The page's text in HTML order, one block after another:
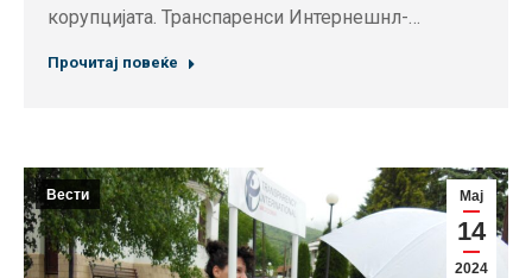
корупцијата. Транспаренси Интернешнл-…
Прочитај повеќе
Мај
14
2024
Вести